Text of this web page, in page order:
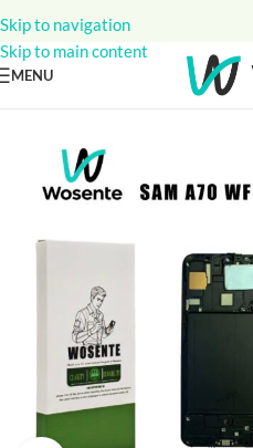
Skip to navigation
Skip to main content
MENU